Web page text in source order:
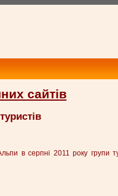
сайтів
в серпні 2011 року групи